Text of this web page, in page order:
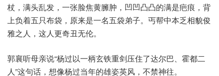
杖，满头乱发，一张脸焦黄臃肿，凹凹凸凸的满是疤痕，背
上负着五只布袋，原来是一名五袋弟子。丐帮中本乏相貌俊
雅之人，这人更奇丑无伦。
郭襄听母亲说“杨过以一柄玄铁重剑压住了达尔巴、霍都二
人”这句话，想像杨过当年的雄姿英风，不禁神往。